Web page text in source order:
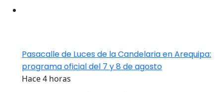
Pasacalle de Luces de la Candelaria en Arequipa:
programa oficial del 7 y 8 de agosto
Hace 4 horas